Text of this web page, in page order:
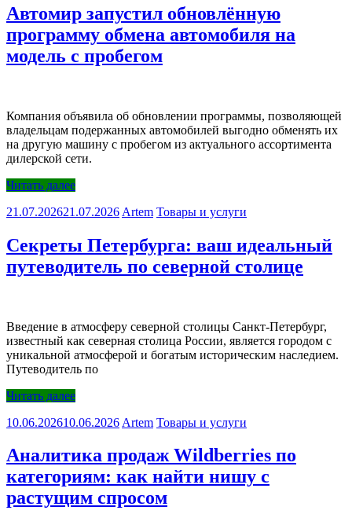
Автомир запустил обновлённую
программу обмена автомобиля на
модель с пробегом
Компания объявила об обновлении программы, позволяющей
владельцам подержанных автомобилей выгодно обменять их
на другую машину с пробегом из актуального ассортимента
дилерской сети.
Читать далее
21.07.202621.07.2026 Artem Товары и услуги
Секреты Петербурга: ваш идеальный
путеводитель по северной столице
Введение в атмосферу северной столицы Санкт-Петербург,
известный как северная столица России, является городом с
уникальной атмосферой и богатым историческим наследием.
Путеводитель по
Читать далее
10.06.202610.06.2026 Artem Товары и услуги
Аналитика продаж Wildberries по
категориям: как найти нишу с
растущим спросом